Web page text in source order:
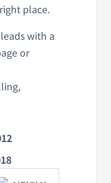
place.
with a
or